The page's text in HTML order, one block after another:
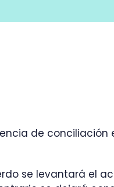
de conciliación
se levantará el